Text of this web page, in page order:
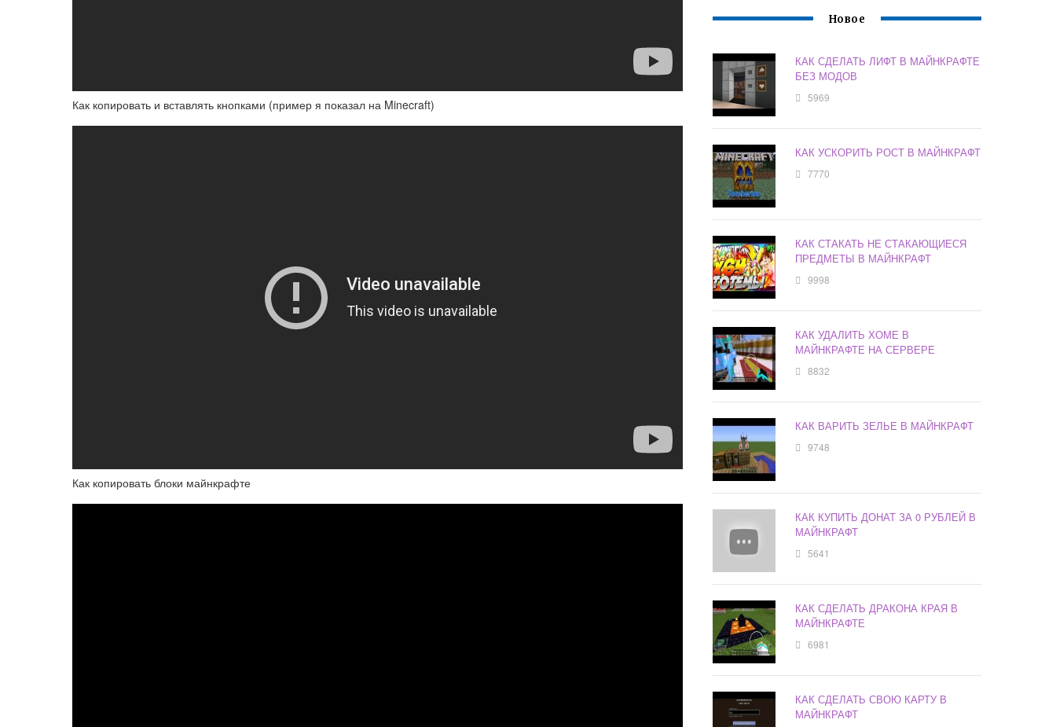
Как копировать и вставлять кнопками (пример я показал на Minecraft)
Как копировать блоки майнкрафте
Новое
КАК СДЕЛАТЬ ЛИФТ В МАЙНКРАФТЕ
БЕЗ МОДОВ
5969
КАК УСКОРИТЬ РОСТ В МАЙНКРАФТ
7770
КАК СТАКАТЬ НЕ СТАКАЮЩИЕСЯ
ПРЕДМЕТЫ В МАЙНКРАФТ
9998
КАК УДАЛИТЬ ХОМЕ В
МАЙНКРАФТЕ НА СЕРВЕРЕ
8832
КАК ВАРИТЬ ЗЕЛЬЕ В МАЙНКРАФТ
9748
КАК КУПИТЬ ДОНАТ ЗА 0 РУБЛЕЙ В
МАЙНКРАФТ
5641
КАК СДЕЛАТЬ ДРАКОНА КРАЯ В
МАЙНКРАФТЕ
6981
КАК СДЕЛАТЬ СВОЮ КАРТУ В
МАЙНКРАФТ